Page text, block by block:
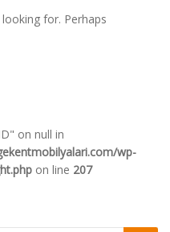
looking for. Perhaps
on null in
wp-
on line 207